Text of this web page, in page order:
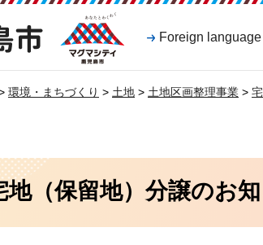
マグマシティ
鹿児島市
Foreign language
環境・まちづくり > 土地 > 土地区画整理事業 >
地（保留地）分譲のお